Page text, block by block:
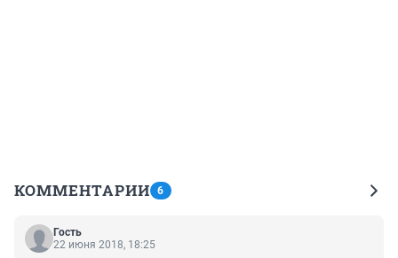
КОММЕНТАРИИ 6
Гость
22 июня 2018, 18:25